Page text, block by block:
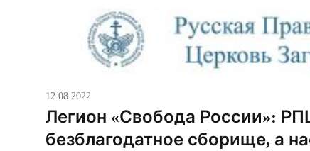
12.08.2022
Легион «Свобода России»:
безблагодатное сборище, а